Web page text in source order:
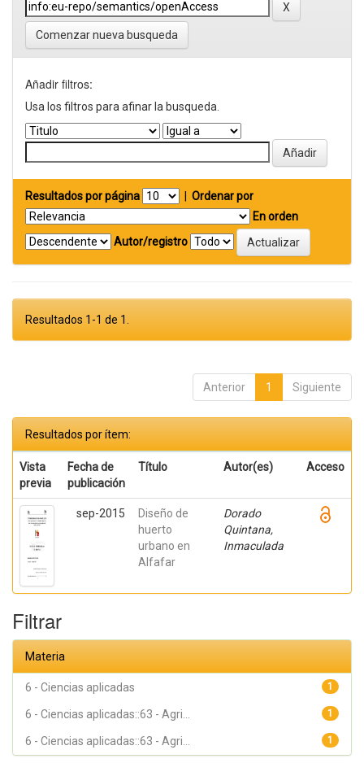
Comenzar nueva busqueda
Añadir filtros:
Usa los filtros para afinar la busqueda.
Resultados por página
Ordenar por
En orden
Autor/registro
Resultados 1-1 de 1.
Anterior 1 Siguiente
Resultados por ítem:
Vista
previa
Fecha de
publicación
Título Autor(es) Acceso
sep-2015
Diseño de
huerto
urbano en
Alfafar
Dorado
Quintana,
Inmaculada
Filtrar
Materia
1
6 - Ciencias aplicadas
1
6 - Ciencias aplicadas::63 - Agri...
1
6 - Ciencias aplicadas::63 - Agri...